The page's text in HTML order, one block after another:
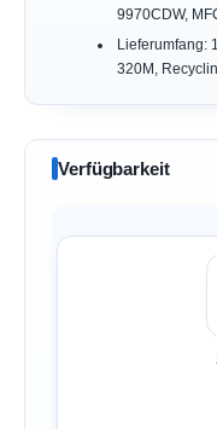
9970CDW,
Lieferumfang:
320M,
Verfügbarkeit